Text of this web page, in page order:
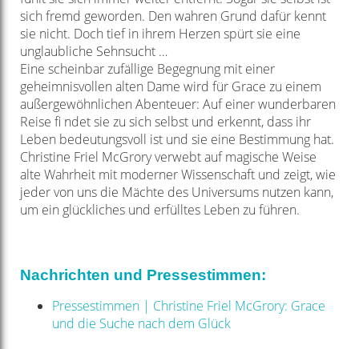
sich fremd geworden. Den wahren Grund dafür kennt
sie nicht. Doch tief in ihrem Herzen spürt sie eine
unglaubliche Sehnsucht …
Eine scheinbar zufällige Begegnung mit einer
geheimnisvollen alten Dame wird für Grace zu einem
außergewöhnlichen Abenteuer: Auf einer wunderbaren
Reise fi ndet sie zu sich selbst und erkennt, dass ihr
Leben bedeutungsvoll ist und sie eine Bestimmung hat.
Christine Friel McGrory verwebt auf magische Weise
alte Wahrheit mit modernerWissenschaft und zeigt, wie
jeder von uns die Mächte des Universums nutzen kann,
um ein glückliches und erfülltes Leben zu führen.
Nachrichten und Pressestimmen:
Pressestimmen | Christine Friel McGrory: Grace
und die Suche nach dem Glück